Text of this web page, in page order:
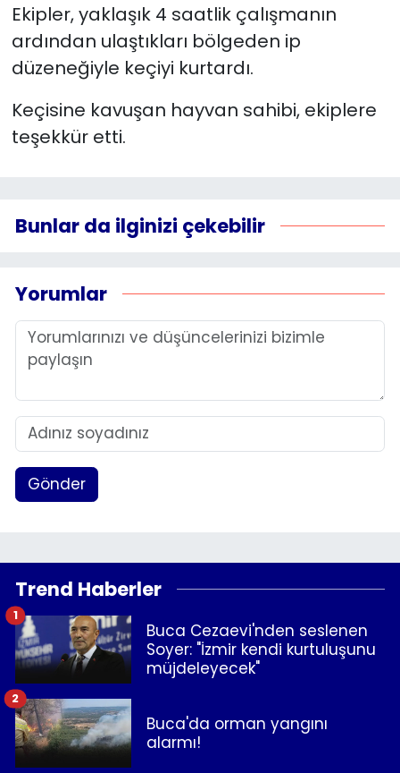
Ekipler, yaklaşık 4 saatlik çalışmanın
ardından ulaştıkları bölgeden ip
düzeneğiyle keçiyi kurtardı.
Keçisine kavuşan hayvan sahibi, ekiplere
teşekkür etti.
Bunlar da ilginizi çekebilir
Yorumlar
Gönder
Trend Haberler
Buca Cezaevi'nden seslenen
Soyer: "İzmir kendi kurtuluşunu
müjdeleyecek"
1
Buca'da orman yangını
alarmı!
2